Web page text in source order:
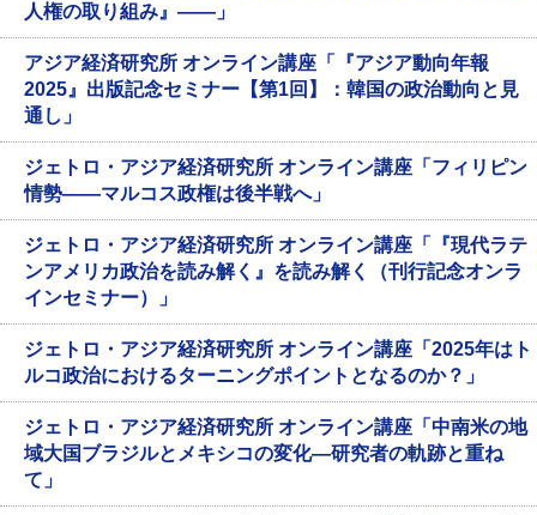
人権の取り組み』――」
アジア経済研究所 オンライン講座「『アジア動向年報
2025』出版記念セミナー【第1回】：韓国の政治動向と見
通し」
ジェトロ・アジア経済研究所 オンライン講座「フィリピン
情勢――マルコス政権は後半戦へ」
ジェトロ・アジア経済研究所 オンライン講座「『現代ラテ
ンアメリカ政治を読み解く』を読み解く（刊行記念オンラ
インセミナー）」
ジェトロ・アジア経済研究所 オンライン講座「2025年はト
ルコ政治におけるターニングポイントとなるのか？」
ジェトロ・アジア経済研究所 オンライン講座「中南米の地
域大国ブラジルとメキシコの変化―研究者の軌跡と重ね
て」